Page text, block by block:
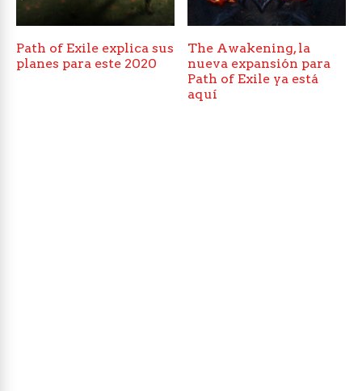
Path of Exile explica sus
planes para este 2020
The Awakening, la
nueva expansión para
Path of Exile ya está
aquí